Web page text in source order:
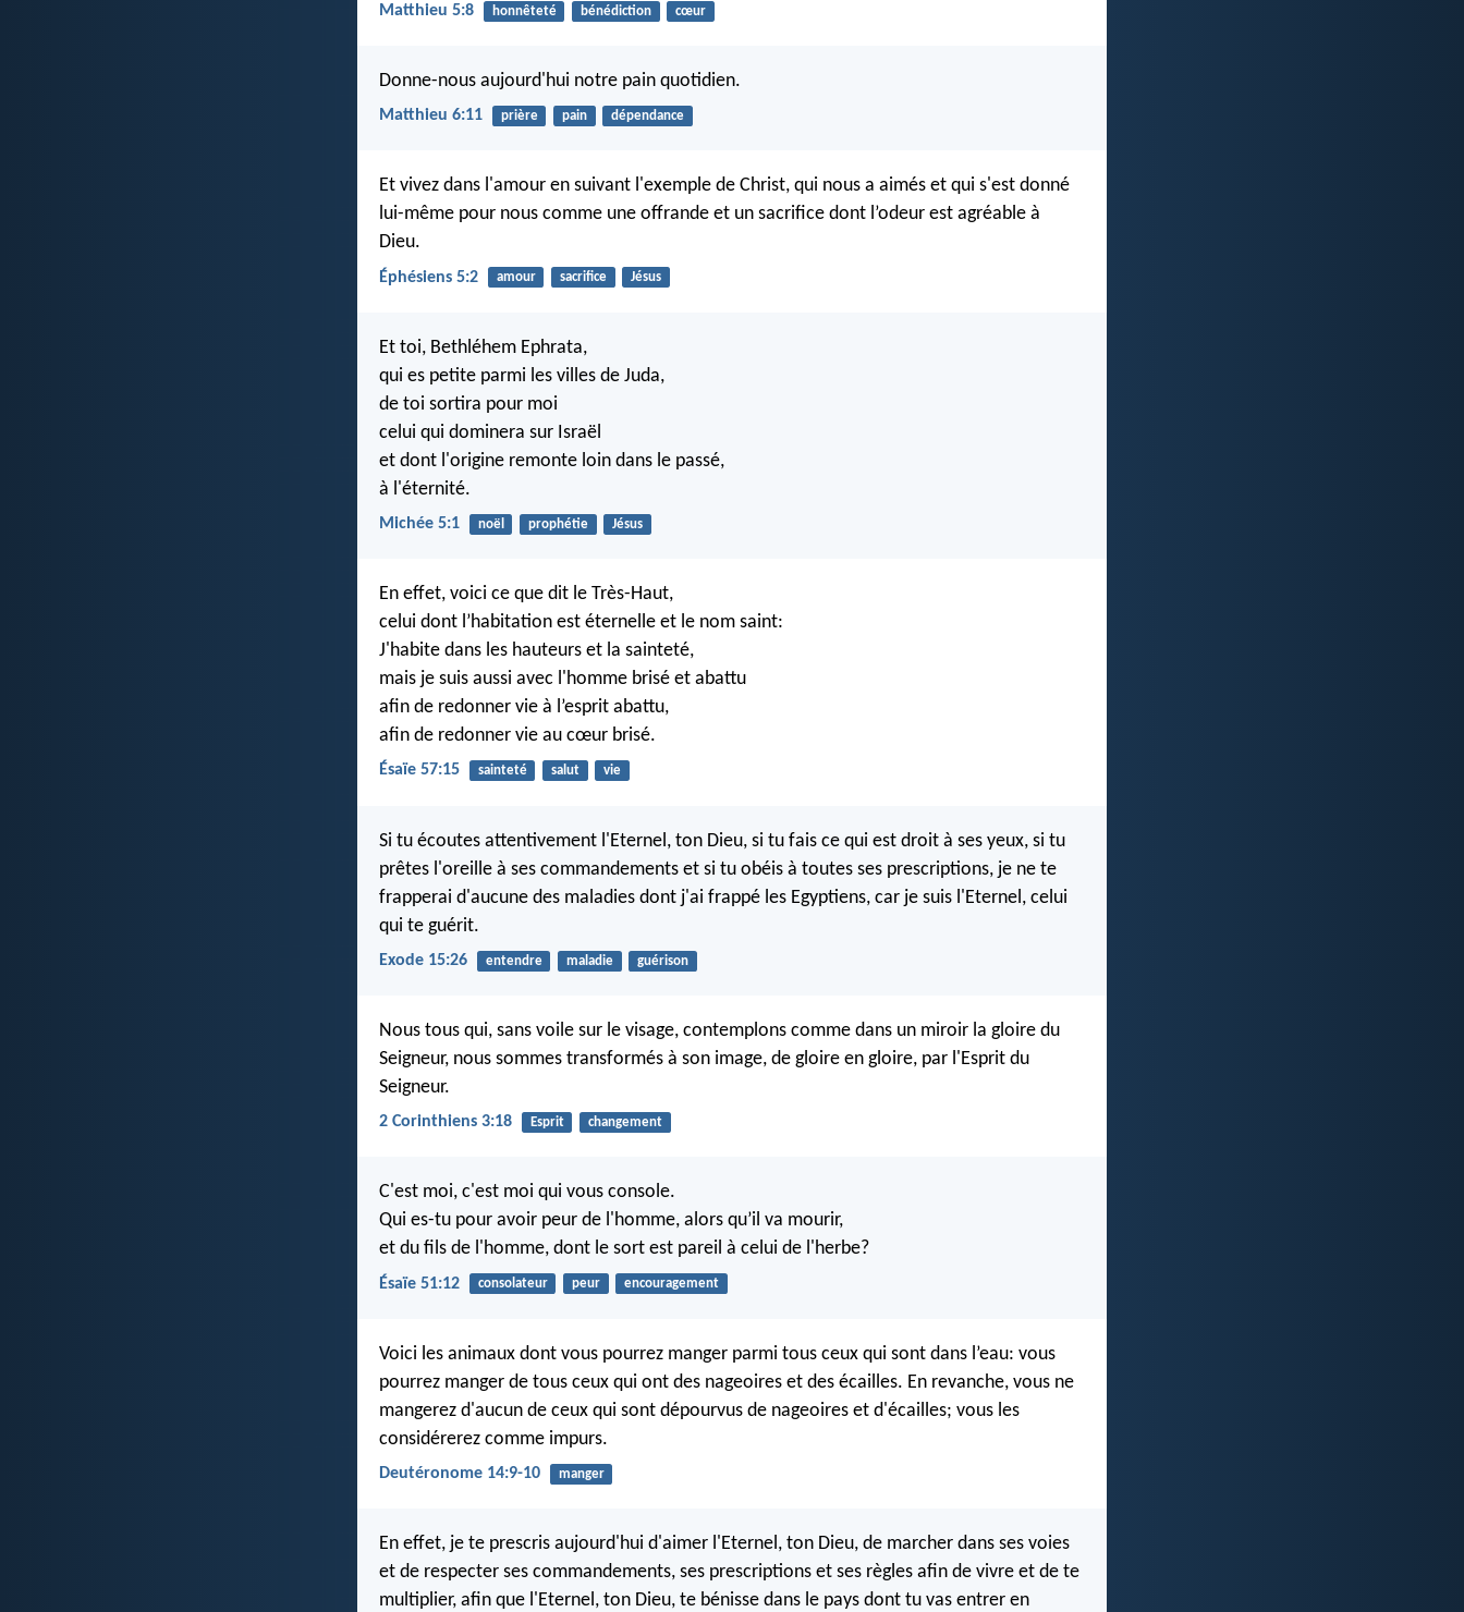
Matthieu 5:8 honnêteté bénédiction cœur
Donne-nous aujourd'hui notre pain quotidien.
Matthieu 6:11 prière pain dépendance
Et vivez dans l'amour en suivant l'exemple de Christ, qui nous a aimés et qui s'est donné
lui-même pour nous comme une offrande et un sacrifice dont l’odeur est agréable à
Dieu.
Éphésiens 5:2 amour sacrifice Jésus
Et toi, Bethléhem Ephrata,
qui es petite parmi les villes de Juda,
de toi sortira pour moi
celui qui dominera sur Israël
et dont l'origine remonte loin dans le passé,
à l'éternité.
Michée 5:1 noël prophétie Jésus
En effet, voici ce que dit le Très-Haut,
celui dont l’habitation est éternelle et le nom saint:
J'habite dans les hauteurs et la sainteté,
mais je suis aussi avec l'homme brisé et abattu
afin de redonner vie à l’esprit abattu,
afin de redonner vie au cœur brisé.
Ésaïe 57:15 sainteté salut vie
Si tu écoutes attentivement l'Eternel, ton Dieu, si tu fais ce qui est droit à ses yeux, si tu
prêtes l'oreille à ses commandements et si tu obéis à toutes ses prescriptions, je ne te
frapperai d'aucune des maladies dont j'ai frappé les Egyptiens, car je suis l'Eternel, celui
qui te guérit.
Exode 15:26 entendre maladie guérison
Nous tous qui, sans voile sur le visage, contemplons comme dans un miroir la gloire du
Seigneur, nous sommes transformés à son image, de gloire en gloire, par l'Esprit du
Seigneur.
2 Corinthiens 3:18 Esprit changement
C'est moi, c'est moi qui vous console.
Qui es-tu pour avoir peur de l'homme, alors qu’il va mourir,
et du fils de l'homme, dont le sort est pareil à celui de l'herbe?
Ésaïe 51:12 consolateur peur encouragement
Voici les animaux dont vous pourrez manger parmi tous ceux qui sont dans l’eau: vous
pourrez manger de tous ceux qui ont des nageoires et des écailles. En revanche, vous ne
mangerez d'aucun de ceux qui sont dépourvus de nageoires et d'écailles; vous les
considérerez comme impurs.
Deutéronome 14:9-10 manger
En effet, je te prescris aujourd'hui d'aimer l'Eternel, ton Dieu, de marcher dans ses voies
et de respecter ses commandements, ses prescriptions et ses règles afin de vivre et de te
multiplier, afin que l'Eternel, ton Dieu, te bénisse dans le pays dont tu vas entrer en